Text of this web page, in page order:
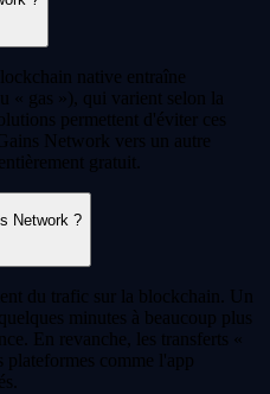
native entraîne
« gas »), qui varient selon la
permettent d'éviter ces
Network vers un autre
gratuit.
Network ?
du trafic sur la blockchain. Un
minutes à beaucoup plus
En revanche, les transferts «
plateformes comme l'app